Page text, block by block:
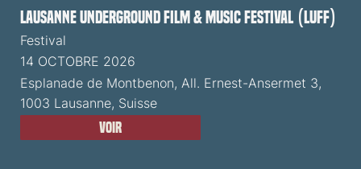
Lausanne Underground Film & Music Festival (LUFF)
Festival
14 OCTOBRE 2026
Esplanade de Montbenon, All. Ernest-Ansermet 3,
1003 Lausanne, Suisse
Voir